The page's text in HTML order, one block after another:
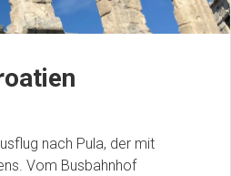
nach Pula, der mit
Vom Busbahnhof